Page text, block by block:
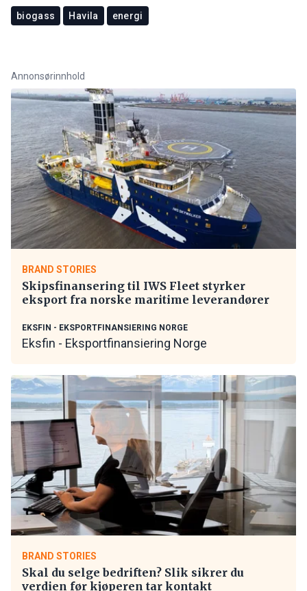
biogass Havila energi
Annonsørinnhold
BRAND STORIES
Skipsfinansering til IWS Fleet styrker
eksport fra norske maritime leverandører
EKSFIN - EKSPORTFINANSIERING NORGE
Eksfin - Eksportfinansiering Norge
BRAND STORIES
Skal du selge bedriften? Slik sikrer du
verdien før kjøperen tar kontakt